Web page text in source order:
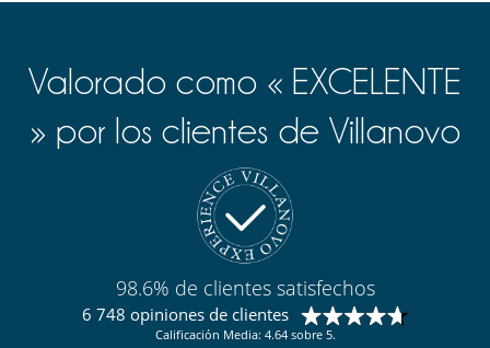
Valorado como « EXCELENTE
» por los clientes de Villanovo
98.6% de clientes satisfechos
6 748 opiniones de clientes
Calificación Media: 4.64 sobre 5.